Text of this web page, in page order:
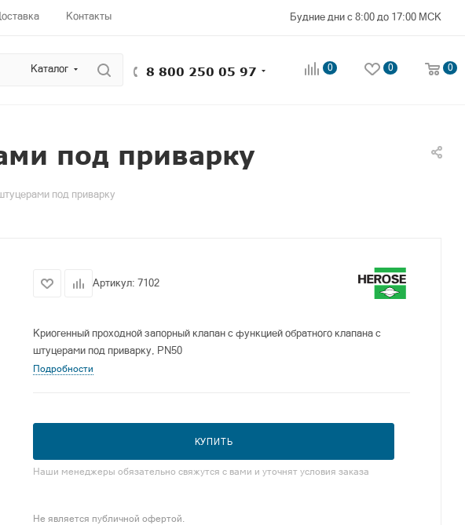
Контакты Будние дни с 8:00 до 17:00 МСК
Каталог 8 800 250 05 97 0 0 0
под приварку
под приварку
Артикул: 7102
Криогенный проходной запорный клапан с функцией обратного клапана с
штуцерами под приварку, PN50
Подробности
КУПИТЬ
Наши менеджеры обязательно свяжутся с вами и уточнят условия заказа
Не является публичной офертой.